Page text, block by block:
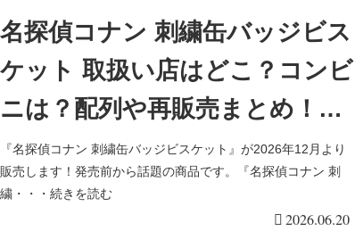
名探偵コナン 刺繍缶バッジビス
ケット 取扱い店はどこ？コンビ
ニは？配列や再販売まとめ！フ
ラゲは？イオン、ローソンも！
全11種類！
『名探偵コナン 刺繍缶バッジビスケット』が2026年12月より
販売します！発売前から話題の商品です。『名探偵コナン 刺
繍・・・続きを読む
2026.06.20